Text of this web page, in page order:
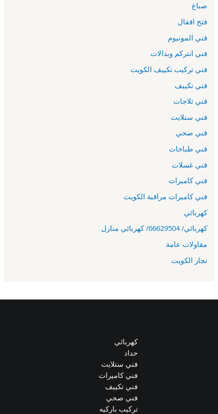
صباغ
فتح اقفال
فني المونيوم
فني انتركم وبدالات
فني تركيب تكييف الكويت
فني تكييف
فني ثلاجات
فني ستلايت
فني صحي
فني طباخات
فني غسلات
فني كاميرات
فني كاميرات مراقبة الكويت
كهربائي
كهربائي/ 66629504/ كهربائي منازل
مقاولات عامة
نجار الكويت
كهربائي
حداد
فني ستلايت
فني كاميرات
فني تكييف
فني صحي
تركيب باركيه